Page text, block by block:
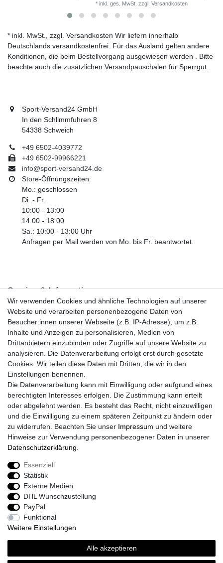
* inkl. ges. MwSt. zzgl. Versandkosten
* inkl. MwSt., zzgl. Versandkosten Wir liefern innerhalb
Deutschlands versandkostenfrei. Für das Ausland gelten andere
Konditionen, die beim Bestellvorgang ausgewiesen werden . Bitte
beachte auch die zusätzlichen Versandpauschalen für Sperrgut.
Sport-Versand24 GmbH
In den Schlimmfuhren 8
54338 Schweich
+49 6502-4039772
+49 6502-99966221
info@sport-versand24.de
Store-Öffnungszeiten:
Mo.: geschlossen
Di. - Fr.
10:00 - 13:00
14:00 - 18:00
Sa.: 10:00 - 13:00 Uhr
Anfragen per Mail werden von Mo. bis Fr. beantwortet.
Service & Informationen
Kontakt
Retouren
Widerrufsrecht
Widerrufs­formular
Impressum
Daten­schutz­erklärung
AGB
Größentabelle
Kataloge
Barrierefreiheitserklärung
Sicherheitsinformationen
Zahlung und Versand
Sport-Versand24 Community
Wir verwenden Cookies und ähnliche Technologien auf unserer
Website und verarbeiten personenbezogene Daten von
Besucher:innen unserer Webseite (z.B. IP-Adresse), um z.B.
Inhalte und Anzeigen zu personalisieren, Medien von
Drittanbietern einzubinden oder Zugriffe auf unsere Website zu
analysieren. Die Datenverarbeitung erfolgt erst durch gesetzte
Cookies. Wir teilen diese Daten mit Dritten, die wir in den
Einstellungen benennen.
Die Datenverarbeitung kann mit Einwilligung oder aufgrund eines
berechtigten Interesses erfolgen. Die Zustimmung kann erteilt
oder abgelehnt werden. Es besteht das Recht, nicht einzuwilligen
und die Einwilligung zu einem späteren Zeitpunkt zu ändern oder
zu widerrufen. Beachten Sie unser Impressum und weitere
Hinweise zur Verwendung personenbezogener Daten in unserer
Daten­schutz­erklärung
Essenziell
Statistik
Externe Medien
DHL Wunschzustellung
PayPal
Funktional
Weitere Einstellungen
Alle akzeptieren